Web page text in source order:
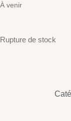
À venir
Rupture de stock